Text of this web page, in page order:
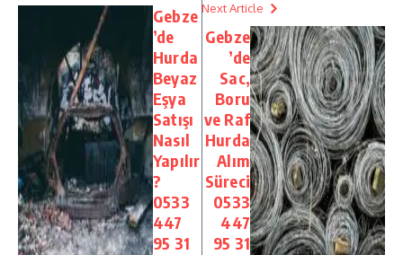
Gebze
’de
Hurda
Beyaz
Eşya
Satışı
Nasıl
Yapılır
?
0533
447
95 31
Next Article
Gebze
’de
Sac,
Boru
ve Raf
Hurda
Alım
Süreci
0533
447
95 31